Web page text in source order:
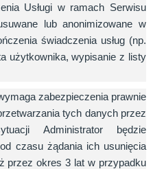
Usługi w ramach Serwisu
lub anonimizowane w
świadczenia usług (np.
użytkownika, wypisanie z listy
zabezpieczenia prawnie
tych danych przez
Administrator będzie
czasu żądania ich usunięcia
przez okres 3 lat w przypadku